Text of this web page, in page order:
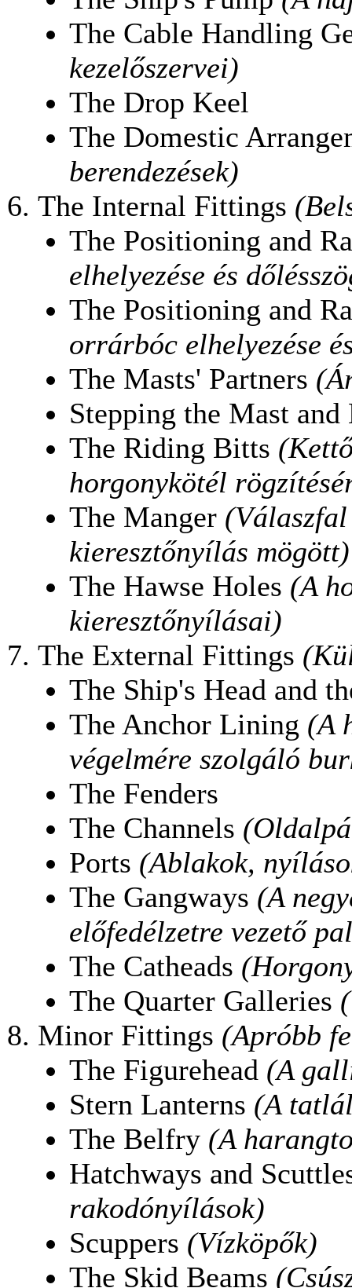
The Cable Handling
kezelőszervei)
The Drop Keel
The Domestic
berendezések)
The Internal Fittings
The Positioning and
elhelyezése és
The Positioning and
orrárbóc elhelyezése
The Masts' Partners
Stepping the Mast
The Riding Bitts
horgonykötél
The Manger
kieresztőnyílás mögött)
The Hawse Holes (A
kieresztőnyílásai)
The External Fittings
The Ship's Head and
The Anchor Lining (A
végelmére szolgáló
The Fenders
The Channels
Ports (Ablakok,
The Gangways (A
előfedélzetre vezető
The Catheads
The Quarter Galleries
Minor Fittings (Apróbb
The Figurehead (A
Stern Lanterns (A
The Belfry (A
Hatchways and
rakodónyílások)
Scuppers (Vízköpők)
The Skid Beams